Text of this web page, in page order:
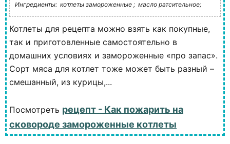
Ингредиенты: котлеты замороженные ; масло ратсительное;
Котлеты для рецепта можно взять как покупные,
так и приготовленные самостоятельно в
домашних условиях и замороженные «про запас».
Сорт мяса для котлет тоже может быть разный –
смешанный, из курицы,...
Посмотреть рецепт - Как пожарить на
сковороде замороженные котлеты